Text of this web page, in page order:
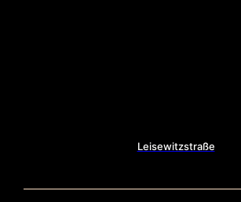
Leisewitzstraße